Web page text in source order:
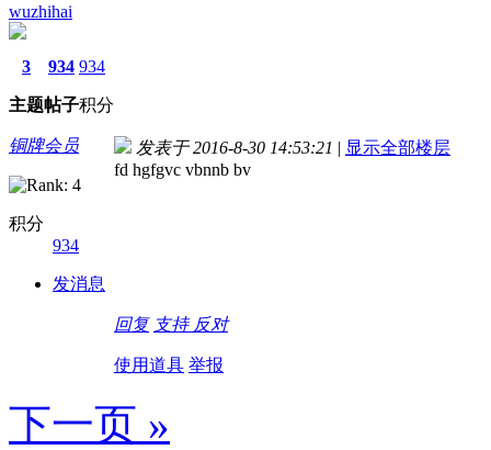
wuzhihai
3
主题
934
帖子
934
积分
铜牌会员
积分
934
发消息
发表于 2016-8-30 14:53:21 | 显示全部楼层
fd hgfgvc vbnnb bv
回复 支持 反对
使用道具 举报
下一页 »